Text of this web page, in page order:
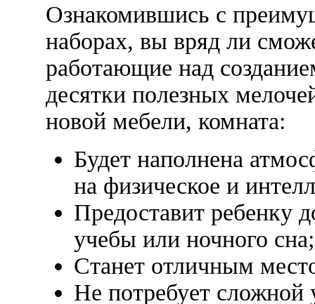
Ознакомившись с
наборах, вы вряд ли
работающие над
десятки полезных
новой мебели, комната:
Будет наполнена
на физическое и
Предоставит ребенку
учебы или ночного сна;
Станет отличным
Не потребует сложной